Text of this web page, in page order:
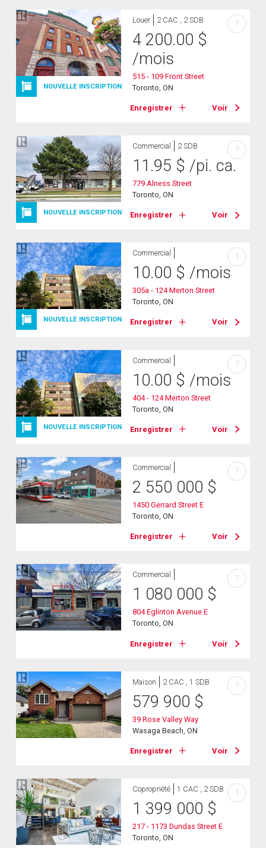
NOUVELLE INSCRIPTION
Louer 2 CAC , 2 SDB
4 200.00 $
/mois
515 - 109 Front Street
Toronto, ON
Enregistrer Voir
?
NOUVELLE INSCRIPTION
Commercial 2 SDB
11.95 $ /pi. ca.
779 Alness Street
Toronto, ON
Enregistrer Voir
?
NOUVELLE INSCRIPTION
Commercial
10.00 $ /mois
305a - 124 Merton Street
Toronto, ON
Enregistrer Voir
?
NOUVELLE INSCRIPTION
Commercial
10.00 $ /mois
404 - 124 Merton Street
Toronto, ON
Enregistrer Voir
?
Commercial
2 550 000 $
1450 Gerrard Street E
Toronto, ON
Enregistrer Voir
?
Commercial
1 080 000 $
804 Eglinton Avenue E
Toronto, ON
Enregistrer Voir
?
Maison 2 CAC , 1 SDB
579 900 $
39 Rose Valley Way
Wasaga Beach, ON
Enregistrer Voir
?
Copropriété 1 CAC , 2 SDB
1 399 000 $
217 - 1173 Dundas Street E
Toronto, ON
?